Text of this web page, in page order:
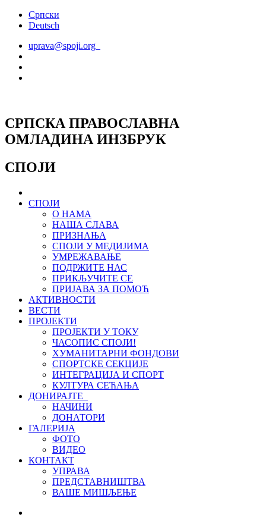
СкочитеСрпски
Deutsch
uprava@spoji.org
СРПСКА ПРАВОСЛАВНА
ОМЛАДИНА ИНЗБРУК
СПОЈИ
СПОЈИ
О НАМА
НАША СЛАВА
ПРИЗНАЊА
СПОЈИ У МЕДИЈИМА
УМРЕЖАВАЊЕ
ПОДРЖИТЕ НАС
ПРИКЉУЧИТЕ СЕ
ПРИЈАВА ЗА ПОМОЋ
АКТИВНОСТИ
ВЕСТИ
ПРОЈЕКТИ
ПРОЈЕКТИ У ТОКУ
ЧАСОПИС СПОЈИ!
ХУМАНИТАРНИ ФОНДОВИ
СПОРТСКЕ СЕКЦИЈЕ
ИНТЕГРАЦИЈА И СПОРТ
КУЛТУРА СЕЋАЊА
ДОНИРАЈТЕ
НАЧИНИ
ДОНАТОРИ
ГАЛЕРИЈА
ФОТО
ВИДЕО
КОНТАКТ
УПРАВА
ПРЕДСТАВНИШТВА
ВАШЕ МИШЉЕЊЕ